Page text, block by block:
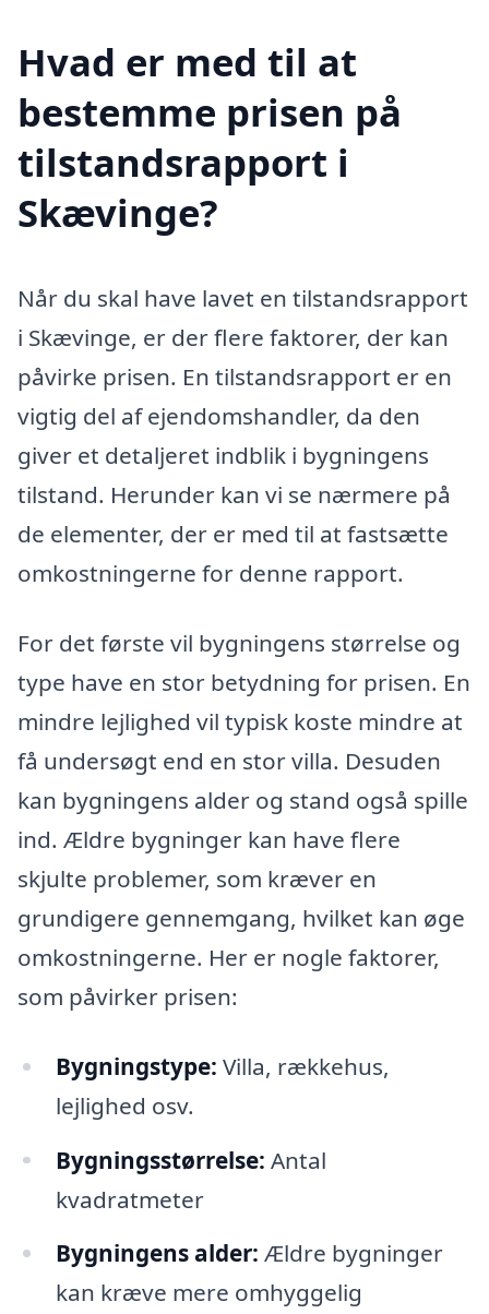
Hvad er med til at
bestemme prisen på
tilstandsrapport i
Skævinge?
Når du skal have lavet en tilstandsrapport
i Skævinge, er der flere faktorer, der kan
påvirke prisen. En tilstandsrapport er en
vigtig del af ejendomshandler, da den
giver et detaljeret indblik i bygningens
tilstand. Herunder kan vi se nærmere på
de elementer, der er med til at fastsætte
omkostningerne for denne rapport.
For det første vil bygningens størrelse og
type have en stor betydning for prisen. En
mindre lejlighed vil typisk koste mindre at
få undersøgt end en stor villa. Desuden
kan bygningens alder og stand også spille
ind. Ældre bygninger kan have flere
skjulte problemer, som kræver en
grundigere gennemgang, hvilket kan øge
omkostningerne. Her er nogle faktorer,
som påvirker prisen:
Bygningstype: Villa, rækkehus,
lejlighed osv.
Bygningsstørrelse: Antal
kvadratmeter
Bygningens alder: Ældre bygninger
kan kræve mere omhyggelig